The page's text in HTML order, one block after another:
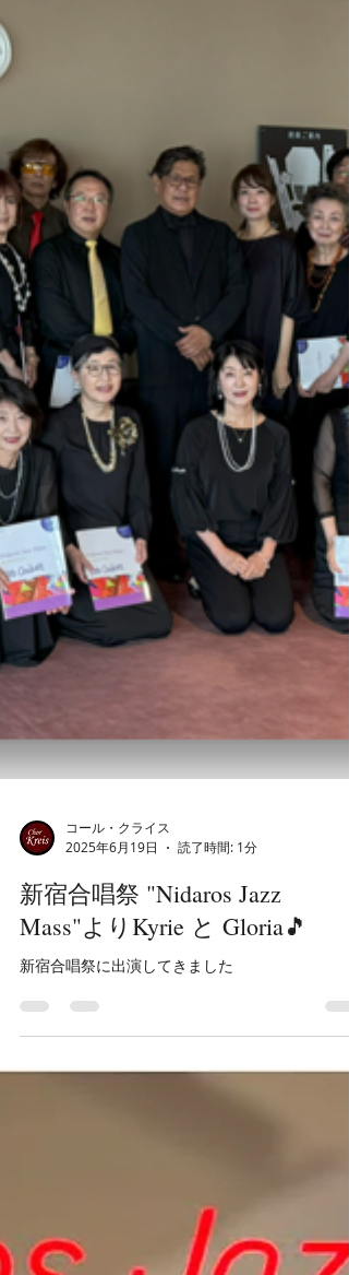
2025年6月19日
読了時間: 1分
新宿合唱祭 "Nidaros Jazz
Mass"よりKyrie と Gloria🎵
新宿合唱祭に出演してきました